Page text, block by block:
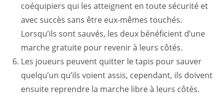
coéquipiers qui les atteignent en toute sécurité et
avec succès sans être eux-mêmes touchés.
Lorsqu’ils sont sauvés, les deux bénéficient d’une
marche gratuite pour revenir à leurs côtés.
Les joueurs peuvent quitter le tapis pour sauver
quelqu’un qu’ils voient assis, cependant, ils doivent
ensuite reprendre la marche libre à leurs côtés.